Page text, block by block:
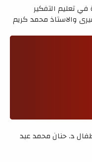
تعليم التفكير
والاستاذ محمد كريم
د. حنان محمد عبد